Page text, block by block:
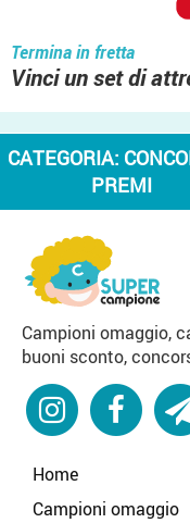
Termina in fretta
Vinci un set di
CATEGORIA:
PREMI
Campioni omaggio,
buoni sconto,
Home
Campioni omaggio